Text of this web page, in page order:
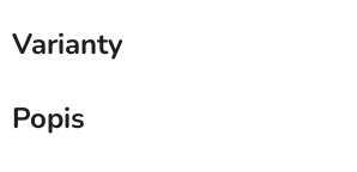
Varianty
Popis